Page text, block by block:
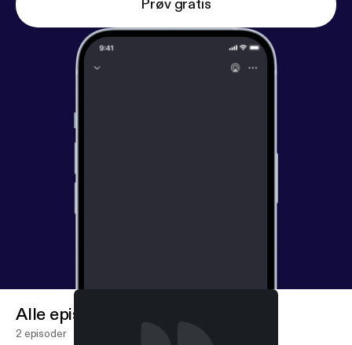
Prøv gratis
Alle episoder
2 episoder